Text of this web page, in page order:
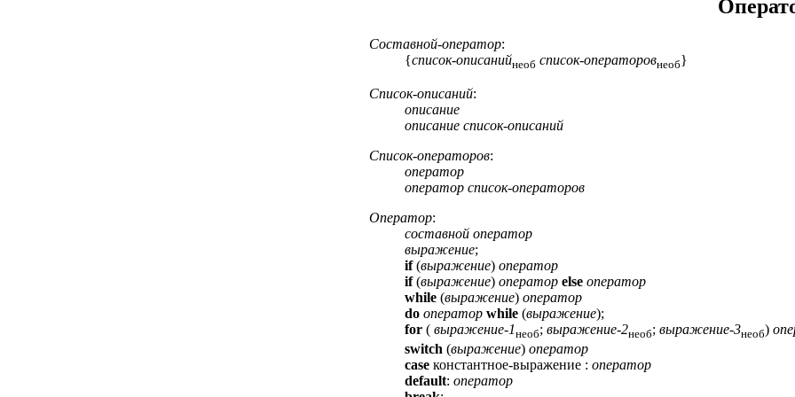
Составной-оператор:
{список-описанийнеоб список-операторовнеоб}
Список-описаний:
описание
описание список-описаний
Список-операторов:
оператор
оператор список-операторов
Оператор:
составной оператор
выражение;
if(выражение)оператор
if(выражение)оператор else оператор
while (выражение)оператор
do оператор while (выражение);
for (выражениe-1необ;выражениe-2необ;выражениe-3необ)
switch (выражение)оператор
case константноe-выражение :оператор
default:оператор